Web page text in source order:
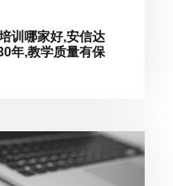
训哪家好,安信达
年,教学质量有保